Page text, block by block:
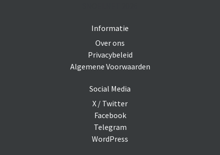
Informatie
Over ons
Privacybeleid
Algemene Voorwaarden
Social Media
X / Twitter
Facebook
Telegram
WordPress